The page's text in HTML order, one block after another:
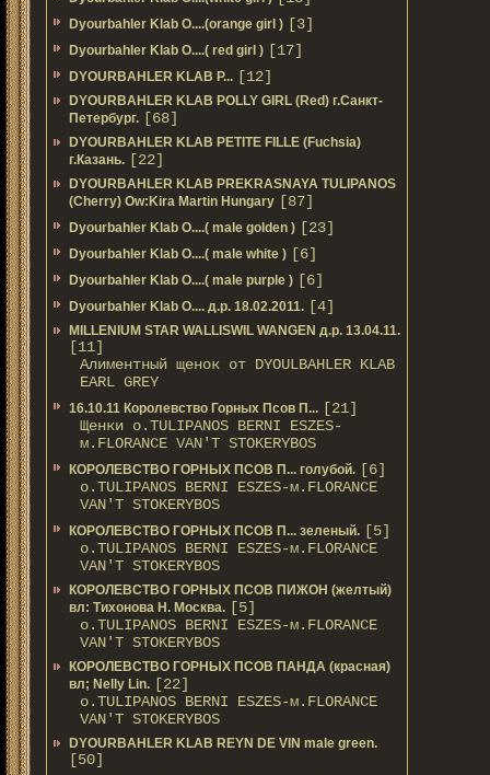
Dyourbahler Klab O....(orange girl ) [3]
Dyourbahler Klab O....( red girl ) [17]
DYOURBAHLER KLAB P... [12]
DYOURBAHLER KLAB POLLY GIRL (Red) г.Санкт-
Петербург. [68]
DYOURBAHLER KLAB PETITE FILLE (Fuchsia)
г.Казань. [22]
DYOURBAHLER KLAB PREKRASNAYA TULIPANOS
(Cherry) Ow:Kira Martin Hungary [87]
Dyourbahler Klab O....( male golden ) [23]
Dyourbahler Klab O....( male white ) [6]
Dyourbahler Klab O....( male purple ) [6]
Dyourbahler Klab O.... д.р. 18.02.2011. [4]
MILLENIUM STAR WALLISWIL WANGEN д.р. 13.04.11.
[11]
Алиментный щенок от DYOULBAHLER KLAB
EARL GREY
16.10.11 Королевство Горных Псов П... [21]
Щенки о.TULIPANOS BERNI ESZES-
м.FLORANCE VAN'T STOKERYBOS
КОРОЛЕВСТВО ГОРНЫХ ПСОВ П... голубой. [6]
о.TULIPANOS BERNI ESZES-м.FLORANCE
VAN'T STOKERYBOS
КОРОЛЕВСТВО ГОРНЫХ ПСОВ П... зеленый. [5]
о.TULIPANOS BERNI ESZES-м.FLORANCE
VAN'T STOKERYBOS
КОРОЛЕВСТВО ГОРНЫХ ПСОВ ПИЖОН (желтый)
вл: Тихонова Н. Москва. [5]
о.TULIPANOS BERNI ESZES-м.FLORANCE
VAN'T STOKERYBOS
КОРОЛЕВСТВО ГОРНЫХ ПСОВ ПАНДА (красная)
вл; Nelly Lin. [22]
о.TULIPANOS BERNI ESZES-м.FLORANCE
VAN'T STOKERYBOS
DYOURBAHLER KLAB REYN DE VIN male green.
[50]